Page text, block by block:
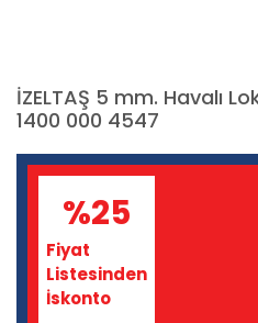
İZELTAŞ 5 mm. Havalı
1400 000 4547
%25
Fiyat
Listesinden
İskonto